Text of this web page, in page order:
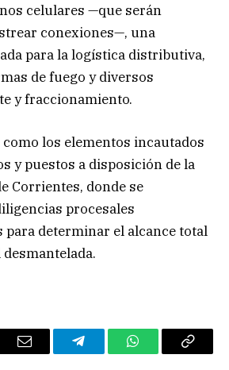
celulares —que serán
conexiones—, una
para la logística distributiva,
de fuego y diversos
y fraccionamiento.
los elementos incautados
y puestos a disposición de la
Corrientes, donde se
procesales
determinar el alcance total
Email TelegramWhatsAppCopy